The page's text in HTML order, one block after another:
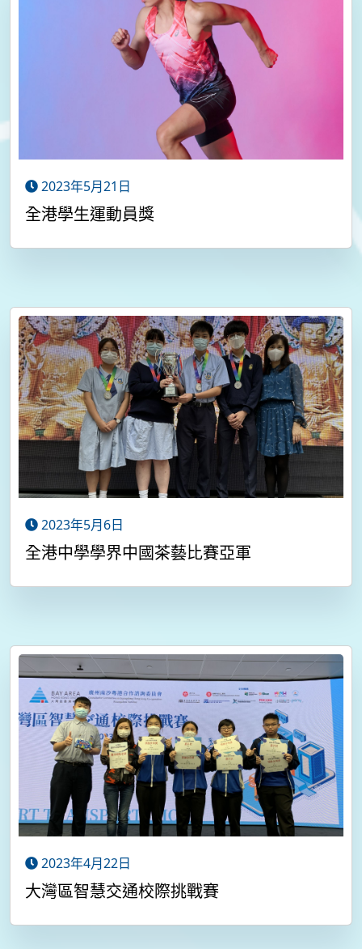
2023年5月21日
全港學生運動員獎
2023年5月6日
全港中學學界中國茶藝比賽亞軍
2023年4月22日
大灣區智慧交通校際挑戰賽